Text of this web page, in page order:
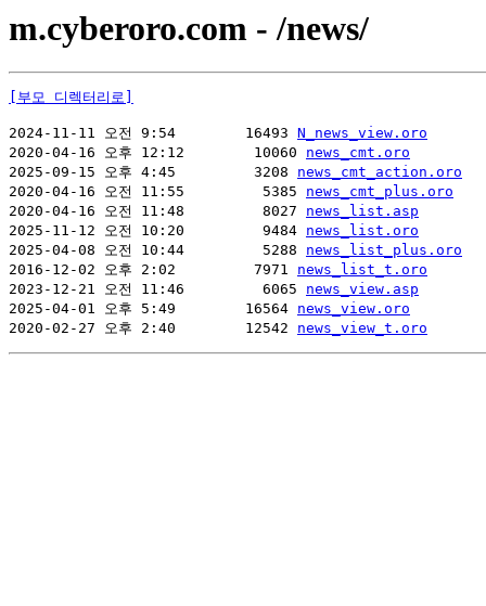
m.cyberoro.com - /news/
[부모 디렉터리로]
2024-11-11 오전 9:54        16493 N_news_view.oro
2020-04-16 오후 12:12        10060 news_cmt.oro
2025-09-15 오후 4:45         3208 news_cmt_action.oro
2020-04-16 오전 11:55         5385 news_cmt_plus.oro
2020-04-16 오전 11:48         8027 news_list.asp
2025-11-12 오전 10:20         9484 news_list.oro
2025-04-08 오전 10:44         5288 news_list_plus.oro
2016-12-02 오후 2:02         7971 news_list_t.oro
2023-12-21 오전 11:46         6065 news_view.asp
2025-04-01 오후 5:49        16564 news_view.oro
2020-02-27 오후 2:40        12542 news_view_t.oro